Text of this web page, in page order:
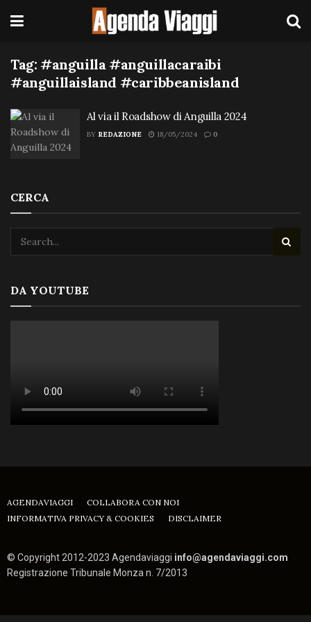
Tag: #anguilla #anguillacaraibi
#anguillaisland #caribbeanisland
Al via il Roadshow di Anguilla 2024
BY REDAZIONE 18/05/2024 0
CERCA
DA YOUTUBE
AGENDAVIAGGI
COLLABORA CON NOI
INFORMATIVA PRIVACY & COOKIES
DISCLAIMER
© Copyright 2012-2023 Agendaviaggi info@agendaviaggi.com
Registrazione Tribunale Monza n. 7/2013